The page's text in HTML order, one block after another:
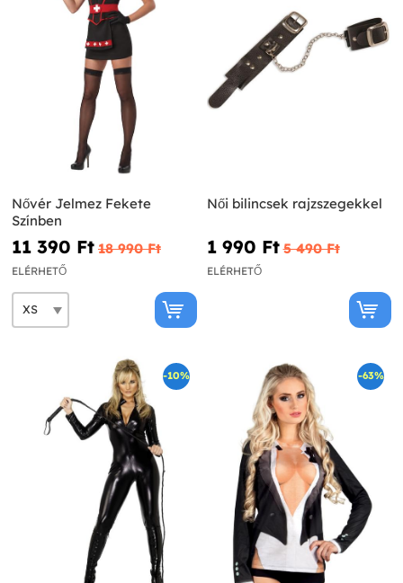
Nővér Jelmez Fekete
Színben
11 390 Ft‎ 18 990 Ft‎
ELÉRHETŐ
Női bilincsek rajzszegekkel
1 990 Ft‎ 5 490 Ft‎
ELÉRHETŐ
-10% -63%